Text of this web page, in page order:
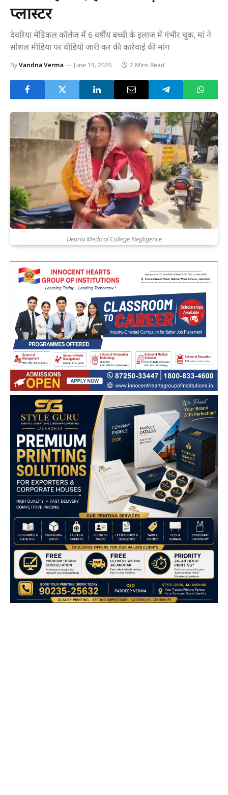
प्लास्टर
देवरिया मेडिकल कॉलेज में 6 वर्षीय बच्ची के इलाज में गंभीर चूक, मां ने
सोशल मीडिया पर वीडियो जारी कर की कार्रवाई की मांग
ByVandna Verma June 19, 2026 2 Mins Read
Deoria Medical College Negligence